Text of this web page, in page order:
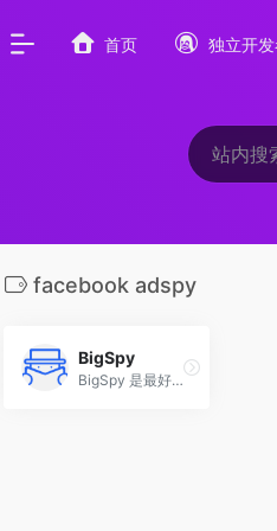
首页 独立开
facebook adspy
BigSpy
BigSpy 是最好的广告间谍工具和最大的广告数据库，拥有总计约 10 亿的数据量和 100 万次更新，涵盖 Facebook、Google、Youtube、Tiktok 等。